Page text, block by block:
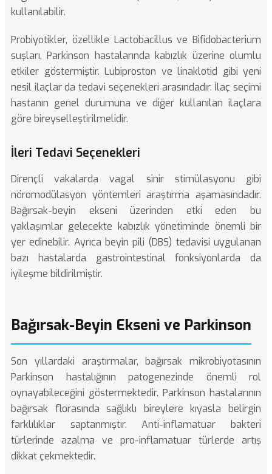
kullanılabilir.
Probiyotikler, özellikle Lactobacillus ve Bifidobacterium
suşları, Parkinson hastalarında kabızlık üzerine olumlu
etkiler göstermiştir. Lubiproston ve linaklotid gibi yeni
nesil ilaçlar da tedavi seçenekleri arasındadır. İlaç seçimi
hastanın genel durumuna ve diğer kullanılan ilaçlara
göre bireyselleştirilmelidir.
İleri Tedavi Seçenekleri
Dirençli vakalardavagal sinir stimülasyonu gibi
nöromodülasyon yöntemleri araştırma aşamasındadır.
Bağırsak-beyin ekseni üzerinden etki eden bu
yaklaşımlar gelecekte kabızlık yönetiminde önemli bir
yer edinebilir. Ayrıca beyin pili (DBS) tedavisi uygulanan
bazı hastalarda gastrointestinal fonksiyonlarda da
iyileşme bildirilmiştir.
Bağırsak-Beyin Ekseni ve Parkinson
Son yıllardaki araştırmalar, bağırsak mikrobiyotasının
Parkinson hastalığının patogenezinde önemli rol
oynayabileceğini göstermektedir. Parkinson hastalarının
bağırsak florasında sağlıklı bireylere kıyasla belirgin
farklılıklar saptanmıştır. Anti-inflamatuar bakteri
türlerinde azalma ve pro-inflamatuar türlerde artış
dikkat çekmektedir.